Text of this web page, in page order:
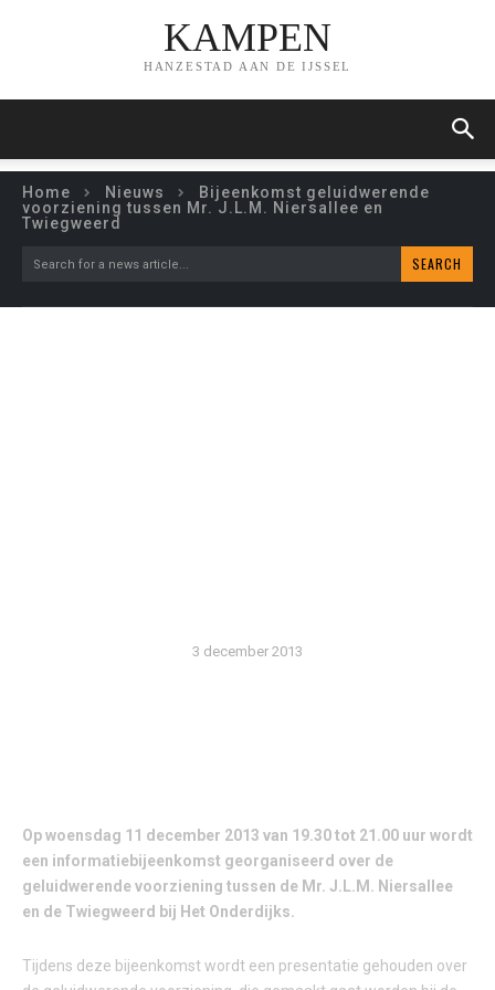
KAMPEN
HANZESTAD AAN DE IJSSEL
Home Nieuws
Bijeenkomst geluidwerende
voorziening tussen Mr. J.L.M. Niersallee en
Twiegweerd
Search for a news article... SEARCH
3 december 2013
Op woensdag 11 december 2013 van 19.30 tot 21.00 uur wordt
een informatiebijeenkomst georganiseerd over de
geluidwerende voorziening tussen de Mr. J.L.M. Niersallee
en de Twiegweerd bij Het Onderdijks.
Tijdens deze bijeenkomst wordt een presentatie gehouden over